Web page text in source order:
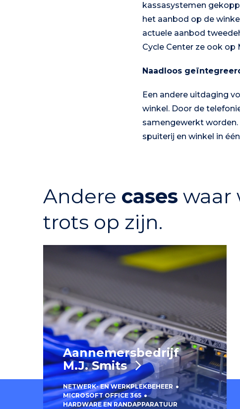
kassasystemen
het aanbod op de
actuele aanbod
Cycle Center ze ook op
Naadloos
Een andere uitdaging
winkel. Door de
samengewerkt
spuiterij en winkel in
Andere cases waar
trots op zijn.
Aannemersbedrijf
M.J. Smits
NETWERK- EN WERKPLEKBEHEER
MICROSOFT OFFICE 365
HARDWARE EN RANDAPPARATUUR